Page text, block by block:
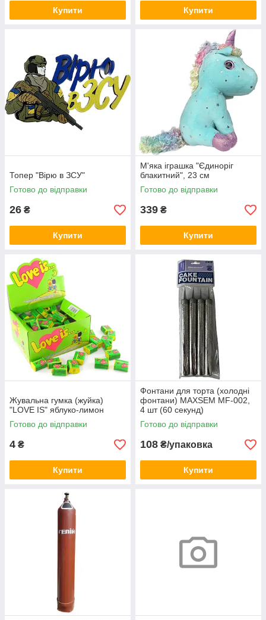
Купити Купити
Топер "Вірю в ЗСУ"
Готово до відправки
26 ₴
Купити
М'яка іграшка "Єдиноріг
блакитний", 23 см
Готово до відправки
339 ₴
Купити
Жувальна гумка (жуйка)
"LOVE IS" яблуко-лимон
Готово до відправки
4 ₴
Купити
Фонтани для торта (холодні
фонтани) MAXSEM MF-002,
4 шт (60 секунд)
Готово до відправки
108 ₴/упаковка
Купити